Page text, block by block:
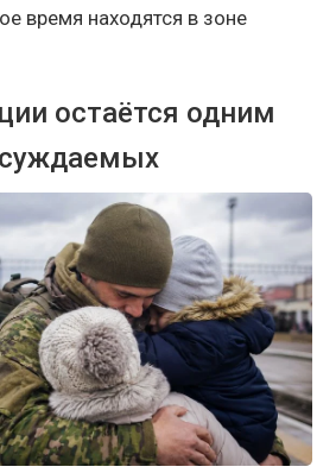
время находятся в зоне
остаётся одним